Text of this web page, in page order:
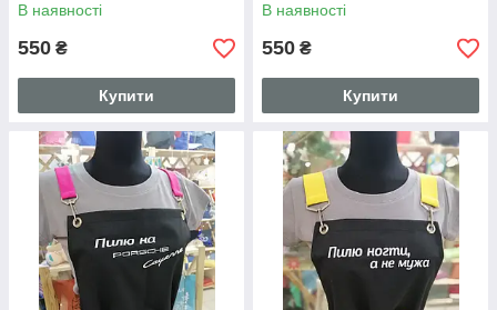
В наявності
550 ₴
Купити
В наявності
550 ₴
Купити